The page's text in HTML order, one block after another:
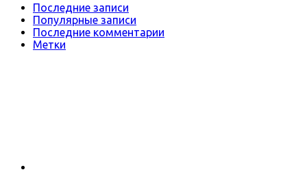
Последние записи
Популярные записи
Последние комментарии
Метки